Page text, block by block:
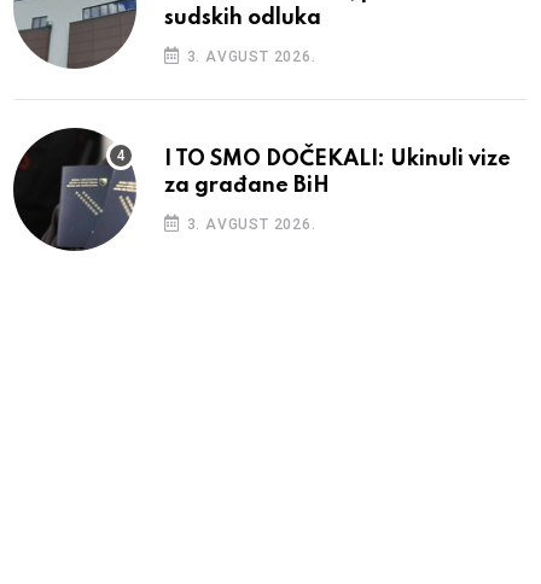
sudskih odluka
3. AVGUST 2026.
I TO SMO DOČEKALI: Ukinuli vize
za građane BiH
3. AVGUST 2026.